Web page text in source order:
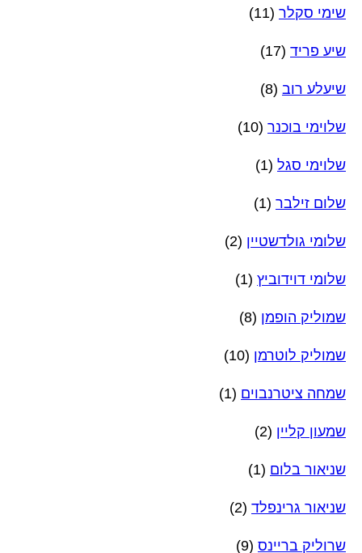
שימי סקלר (11)
שיע פריד (17)
שיעלע רוב (8)
שלוימי בוכנר (10)
שלוימי סגל (1)
שלום זילבר (1)
שלומי גולדשטיין (2)
שלומי דוידוביץ (1)
שמוליק הופמן (8)
שמוליק לוטרמן (10)
שמחה ציטרנבוים (1)
שמעון קליין (2)
שניאור בלום (1)
שניאור גרינפלד (2)
שרוליק בריינס (9)